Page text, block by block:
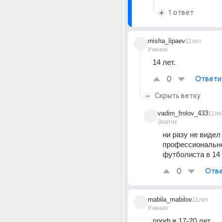
1 ответ
misha_lipaev
Ученик
11лет
14 лет.
0
Скрыть ветку
vadim_frolov_433
Знаток
ни разу не видел
футболиста в 14
0
mabila_mabilov
Ученик
11лет